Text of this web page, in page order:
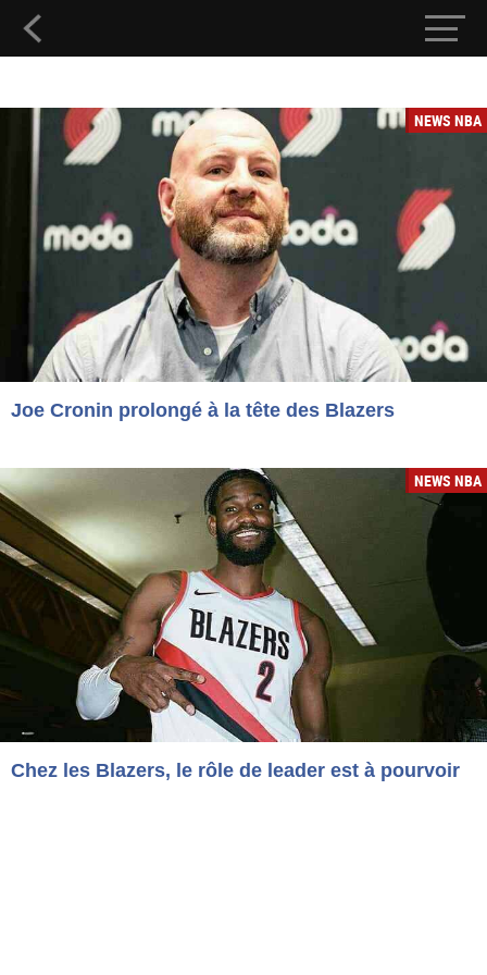
NEWS NBA
Joe Cronin prolongé à la tête des Blazers
NEWS NBA
Chez les Blazers, le rôle de leader est à pourvoir